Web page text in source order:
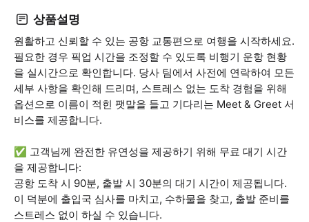
상품설명
원활하고 신뢰할 수 있는 공항 교통편으로 여행을 시작하세요.
필요한 경우 픽업 시간을 조정할 수 있도록 비행기 운항 현황
을 실시간으로 확인합니다. 당사 팀에서 사전에 연락하여 모든
세부 사항을 확인해 드리며, 스트레스 없는 도착 경험을 위해
옵션으로 이름이 적힌 팻말을 들고 기다리는 Meet & Greet 서
비스를 제공합니다.
✅️ 고객님께 완전한 유연성을 제공하기 위해 무료 대기 시간
을 제공합니다:
공항 도착 시 90분, 출발 시 30분의 대기 시간이 제공됩니다.
이 덕분에 출입국 심사를 마치고, 수하물을 찾고, 출발 준비를
스트레스 없이 하실 수 있습니다.